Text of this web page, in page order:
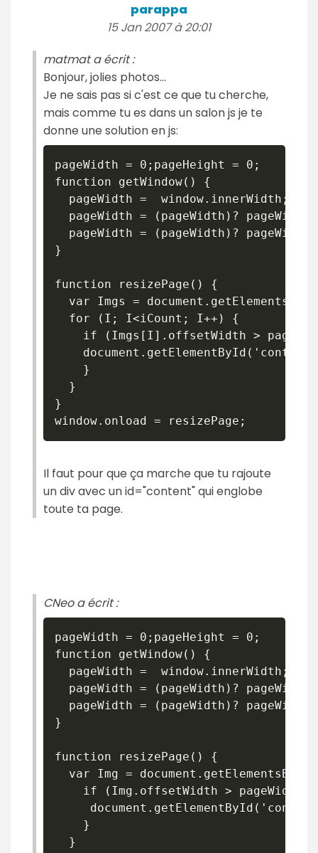
parappa
15 Jan 2007 à 20:01
matmat a écrit :
Bonjour, jolies photos...
Je ne sais pas si c'est ce que tu cherche,
mais comme tu es dans un salon js je te
donne une solution en js:
pageWidth = 0;pageHeight = 0;
function getWindow() {
  pageWidth =  window.innerWidth;
pageWidth = (pageWidth)?
pageWidth = (pageWidth)?
}
function resizePage() {
var Imgs =
  for (I; I<iCount; I++) {
if (Imgs[I].offsetWidth >
    }
  }
}
Il faut pour que ça marche que tu rajoute
un div avec un id="content" qui englobe
toute ta page.
CNeo a écrit :
pageWidth = 0;pageHeight = 0;
function getWindow() {
  pageWidth =  window.innerWidth;
pageWidth = (pageWidth)?
pageWidth = (pageWidth)?
}
function resizePage() {
var Img =
    if (Img.offsetWidth > pageWidth){
    }
  }